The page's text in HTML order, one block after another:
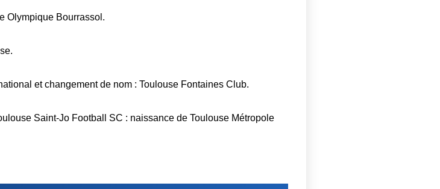
Olympique Bourrassol.
et changement de nom : Toulouse Fontaines Club.
Saint-Jo Football SC : naissance de Toulouse Métropole